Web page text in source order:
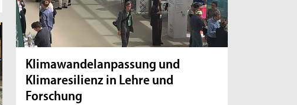
Klimawandelanpassung und
Klimaresilienz in Lehre und
Forschung